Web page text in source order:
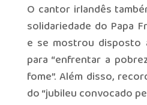
O cantor irlandês
solidariedade do Papa
e se mostrou disposto
para “enfrentar a
fome”. Além disso,
do “jubileu convocado